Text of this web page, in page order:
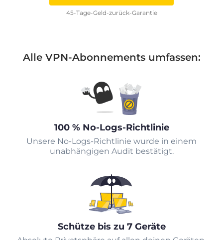
45-Tage-Geld-zurück-Garantie
Alle VPN-Abonnements umfassen:
100 % No-Logs-Richtlinie
Unsere No-Logs-Richtlinie wurde in einem
unabhängigen Audit bestätigt.
Schütze bis zu 7 Geräte